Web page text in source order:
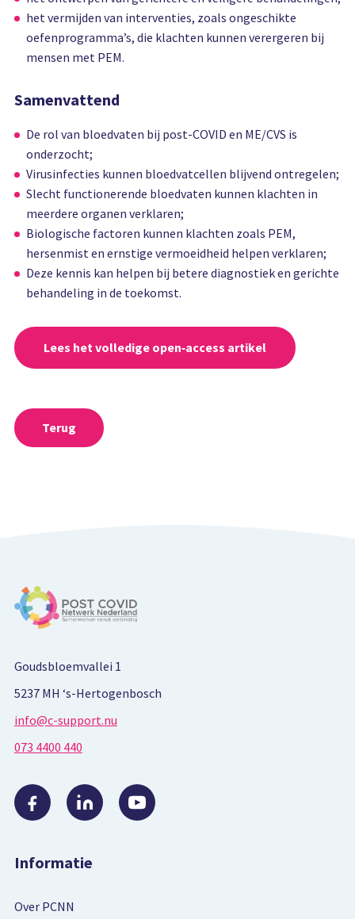
het vermijden van interventies, zoals ongeschikte
oefenprogramma’s, die klachten kunnen verergeren bij
mensen met PEM.
Samenvattend
De rol van bloedvaten bij post-COVID en ME/CVS is
onderzocht;
Virusinfecties kunnen bloedvatcellen blijvend ontregelen;
Slecht functionerende bloedvaten kunnen klachten in
meerdere organen verklaren;
Biologische factoren kunnen klachten zoals PEM,
hersenmist en ernstige vermoeidheid helpen verklaren;
Deze kennis kan helpen bij betere diagnostiek en gerichte
behandeling in de toekomst.
Lees het volledige open‑access artikel
Terug
Goudsbloemvallei 1
5237 MH ‘s-Hertogenbosch
info@c-support.nu
073 4400 440
Informatie
Over PCNN